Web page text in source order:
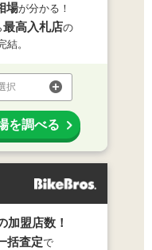
場が分かる！
最高入札店の
結。
択
を調べる
加盟店数！
括査定で